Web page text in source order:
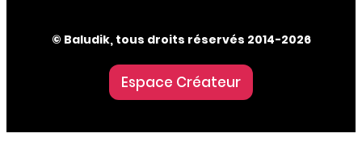
© Baludik, tous droits réservés 2014-2026
Espace Créateur